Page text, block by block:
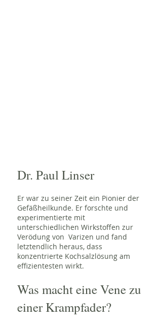
​Dr. Paul Linser
Er war zu seiner Zeit ein Pionier der
Gefäßheilkunde. Er forschte und
experimentierte mit
unterschiedlichen Wirkstoffen zur
Verödung von Varizen und fand
letztendlich heraus, dass
konzentrierte Kochsalzlösung am
effizientesten wirkt.
Was macht eine Vene zu
einer Krampfader?